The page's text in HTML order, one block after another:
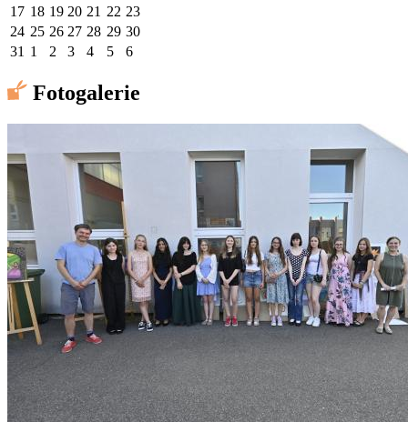
17 18 19 20 21 22 23
24 25 26 27 28 29 30
31 1 2 3 4 5 6
Fotogalerie